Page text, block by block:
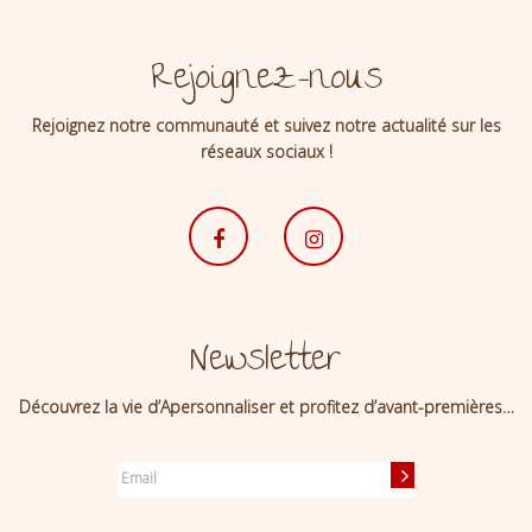
Rejoignez-nous
Rejoignez notre communauté et suivez notre actualité sur les
réseaux sociaux !
Newsletter
Découvrez la vie d’Apersonnaliser et profitez d’avant-premières…